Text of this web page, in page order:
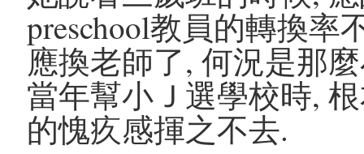
preschool教員的轉換率
應換老師了, 何況是那
當年幫小Ｊ選學校時,
的愧疚感揮之不去.